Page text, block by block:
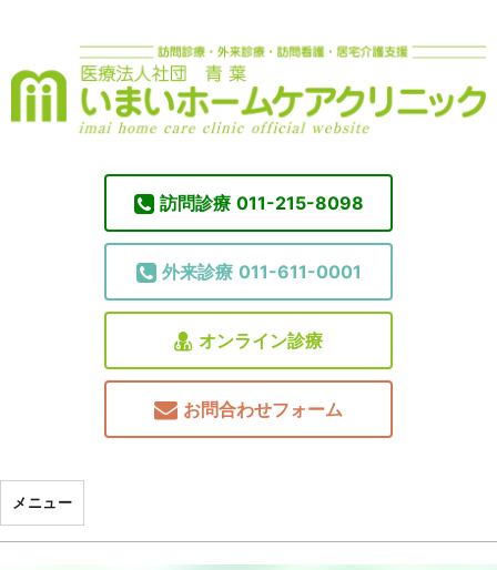
訪問診療 011-215-8098
外来診療 011-611-0001
オンライン診療
お問合わせフォーム
メニュー